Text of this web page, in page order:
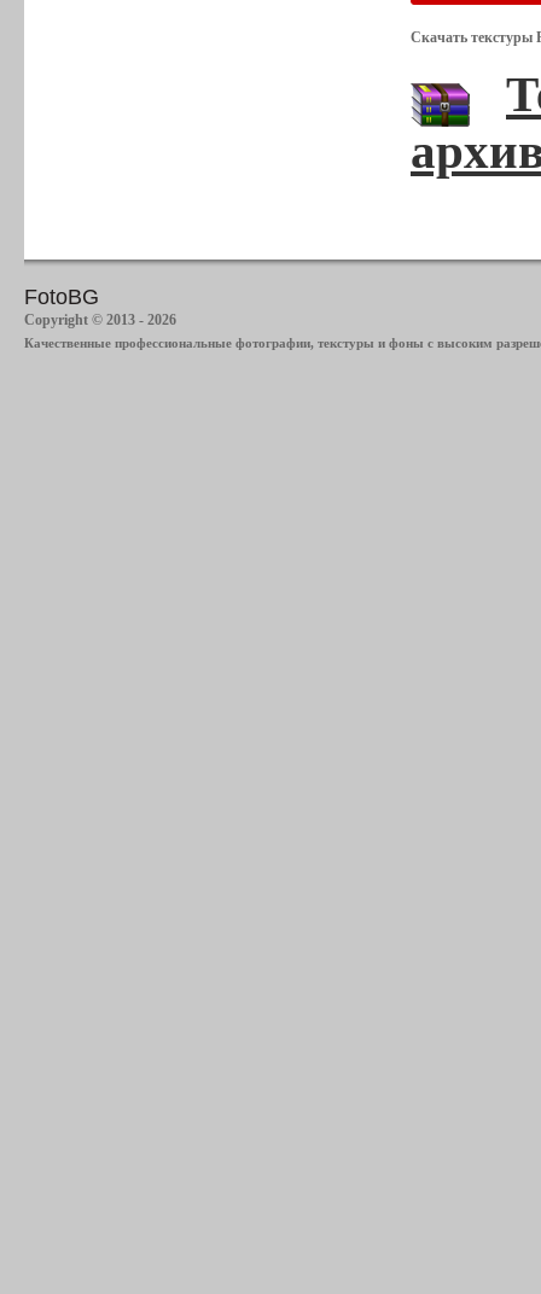
Скачать текстуры
FotoBG
Copyright © 2013 - 2026
Качественные профессиональные фотографии, текстуры и фоны с высоким